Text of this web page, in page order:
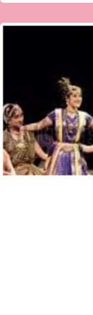
“ಗೋಳಿನ
ಜಯಲಕ್ಷ್ಮಿ.ಕೆ